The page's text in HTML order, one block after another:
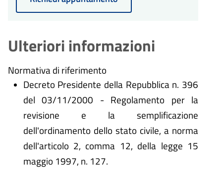
sarà concluso entro un massimo
Ulteriori informazioni
Normativa di riferimento
Decreto Presidente della Repubblica n. 396
del 03/11/2000 - Regolamento per la
revisione e la semplificazione
dell'ordinamento dello stato civile, a norma
dell'articolo 2, comma 12, della legge 15
maggio 1997, n. 127.